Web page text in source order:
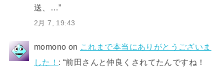
送、…”
2月 7, 19:43
momono on これまで本当にありがとうございま
した！ : “前田さんと仲良くされてたんですね！